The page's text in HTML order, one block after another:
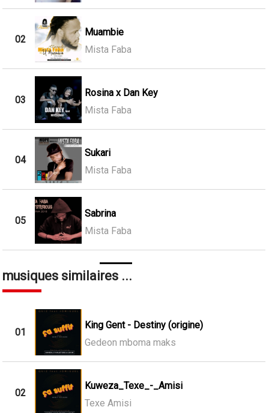
02
Muambie
Mista Faba
03
Rosina x Dan Key
Mista Faba
04
Sukari
Mista Faba
05
Sabrina
Mista Faba
musiques similaires ...
01
King Gent - Destiny (origine)
Gedeon mboma maks
02
Kuweza_Texe_-_Amisi
Texe Amisi